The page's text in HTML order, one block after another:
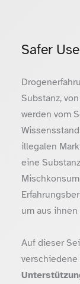
Safer
Substanz,
werden vom
illegalen
eine
um aus
Auf dieser
verschiedene